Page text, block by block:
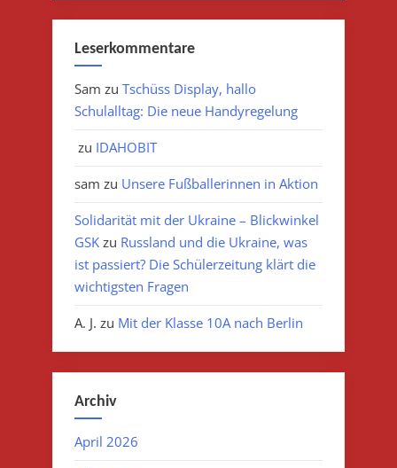
Leserkommentare
Sam zu Tschüss Display, hallo
Schulalltag: Die neue Handyregelung
zu IDAHOBIT
sam zu Unsere Fußballerinnen in Aktion
Solidarität mit der Ukraine – Blickwinkel
GSK zu Russland und die Ukraine, was
ist passiert? Die Schülerzeitung klärt die
wichtigsten Fragen
A. J. zu Mit der Klasse 10A nach Berlin
Archiv
April 2026